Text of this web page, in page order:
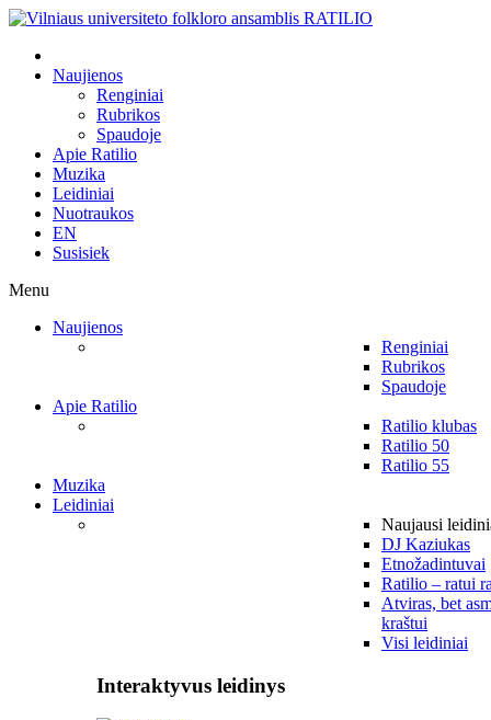
Naujienos
Renginiai
Rubrikos
Spaudoje
Apie Ratilio
Muzika
Leidiniai
Nuotraukos
EN
Susisiek
Menu
Naujienos
Renginiai
Rubrikos
Spaudoje
Apie Ratilio
Ratilio klubas
Ratilio 50
Ratilio 55
Muzika
Leidiniai
Naujausi
DJ Kaziukas
Etnožadintuvai
Ratilio – ratui
Atviras, bet
kraštui
Visi leidiniai
Interaktyvus leidinys